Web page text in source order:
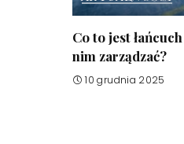
Co to jest
nim zarządzać?
10 grudnia 2025